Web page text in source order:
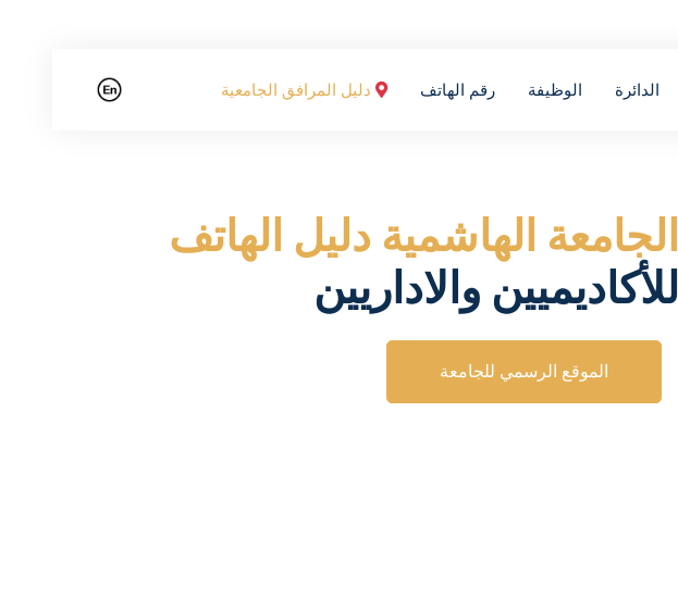
الدائرة الوظيفة رقم الهاتف دليل المرافق الجامعية
الجامعة الهاشمية دليل الهاتف
للأكاديميين والاداريين
الموقع الرسمي للجامعة